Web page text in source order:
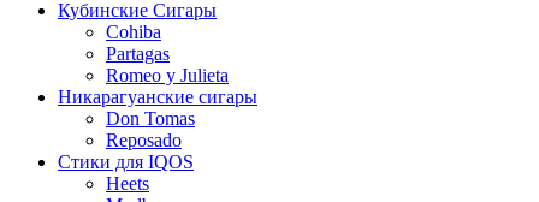
Кубинские Сигары
Cohiba
Partagas
Romeo y Julieta
Никарагуанские сигары
Don Tomas
Reposado
Стики для IQOS
Heets